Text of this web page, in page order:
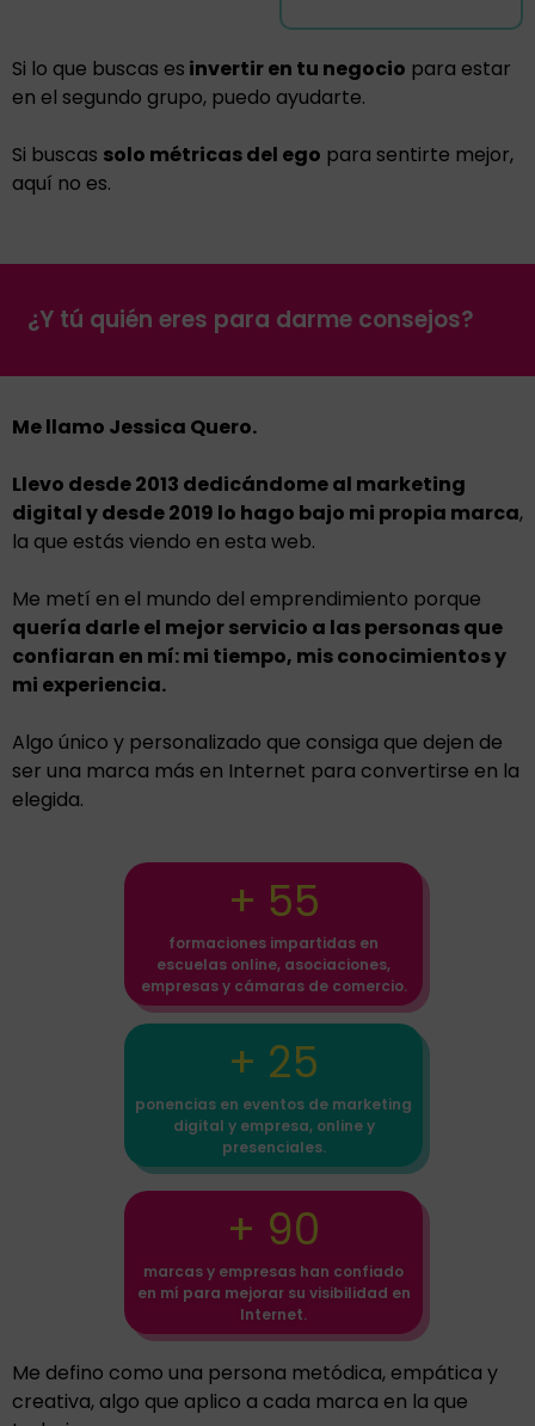
Si lo que buscas es invertir en tu negocio para estar
en el segundo grupo, puedo ayudarte.
Si buscas solo métricas del ego para sentirte mejor,
aquí no es.
¿Y tú quién eres para darme consejos?
Me llamo Jessica Quero.
Llevo desde 2013 dedicándome al marketing
digital y desde 2019 lo hago bajo mi propia marca,
la que estás viendo en esta web.
Me metí en el mundo del emprendimiento porque
quería darle el mejor servicio a las personas que
confiaran en mí: mi tiempo, mis conocimientos y
mi experiencia.
Algo único y personalizado que consiga que dejen de
ser una marca más en Internet para convertirse en la
elegida.
+ 55
formaciones impartidas en
escuelas online, asociaciones,
empresas y cámaras de comercio.
+ 25
ponencias en eventos de marketing
digital y empresa, online y
presenciales.
+ 90
marcas y empresas han confiado
en mí para mejorar su visibilidad en
Internet.
Me defino como una persona metódica, empática y
creativa, algo que aplico a cada marca en la que